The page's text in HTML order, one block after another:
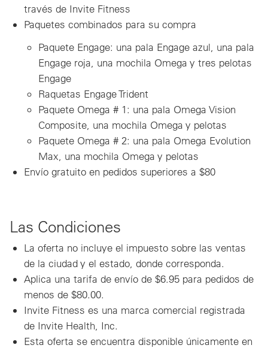
través de Invite Fitness
Paquetes combinados para su compra
Paquete Engage: una pala Engage azul, una pala
Engage roja, una mochila Omega y tres pelotas
Engage
Raquetas Engage Trident
Paquete Omega # 1: una pala Omega Vision
Composite, una mochila Omega y pelotas
Paquete Omega # 2: una pala Omega Evolution
Max, una mochila Omega y pelotas
Envío gratuito en pedidos superiores a $80
Las Condiciones
La oferta no incluye el impuesto sobre las ventas
de la ciudad y el estado, donde corresponda.
Aplica una tarifa de envío de $6.95 para pedidos de
menos de $80.00.
Invite Fitness es una marca comercial registrada
de Invite Health, Inc.
Esta oferta se encuentra disponible únicamente en